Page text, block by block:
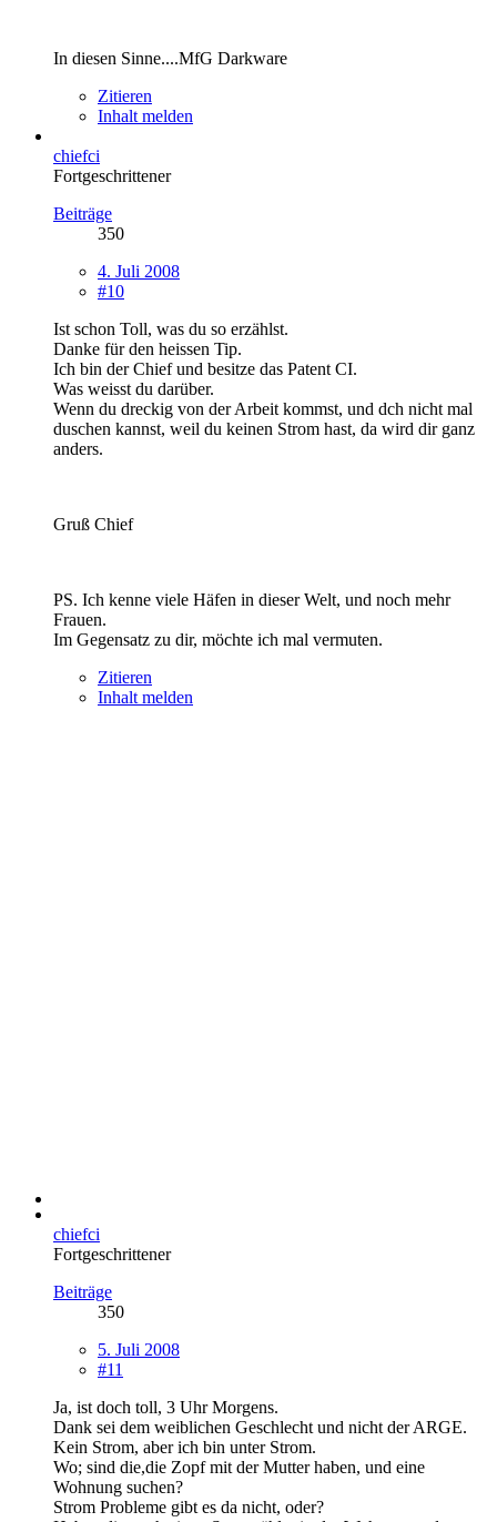
In diesen Sinne....MfG Darkware
Zitieren
Inhalt melden
chiefci
Fortgeschrittener
Beiträge
350
4. Juli 2008
#10
Ist schon Toll, was du so erzählst.
Danke für den heissen Tip.
Ich bin der Chief und besitze das Patent CI.
Was weisst du darüber.
Wenn du dreckig von der Arbeit kommst, und dch nicht mal
duschen kannst, weil du keinen Strom hast, da wird dir ganz
anders.
Gruß Chief
PS. Ich kenne viele Häfen in dieser Welt, und noch mehr
Frauen.
Im Gegensatz zu dir, möchte ich mal vermuten.
Zitieren
Inhalt melden
chiefci
Fortgeschrittener
Beiträge
350
5. Juli 2008
#11
Ja, ist doch toll, 3 Uhr Morgens.
Dank sei dem weiblichen Geschlecht und nicht der ARGE.
Kein Strom, aber ich bin unter Strom.
Wo; sind die,die Zopf mit der Mutter haben, und eine
Wohnung suchen?
Strom Probleme gibt es da nicht, oder?